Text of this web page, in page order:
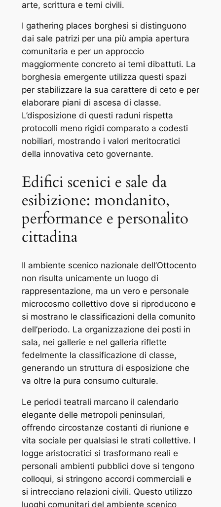
arte, scrittura e temi civili.
I gathering places borghesi si distinguono
dai sale patrizi per una più ampia apertura
comunitaria e per un approccio
maggiormente concreto ai temi dibattuti. La
borghesia emergente utilizza questi spazi
per stabilizzare la sua carattere di ceto e per
elaborare piani di ascesa di classe.
L’disposizione di questi raduni rispetta
protocolli meno rigidi comparato a codesti
nobiliari, mostrando i valori meritocratici
della innovativa ceto governante.
Edifici scenici e sale da
esibizione: mondanito,
performance e personalito
cittadina
Il ambiente scenico nazionale dell’Ottocento
non risulta unicamente un luogo di
rappresentazione, ma un vero e personale
microcosmo collettivo dove si riproducono e
si mostrano le classificazioni della comunito
dell’periodo. La organizzazione dei posti in
sala, nei gallerie e nel galleria riflette
fedelmente la classificazione di classe,
generando un struttura di esposizione che
va oltre la pura consumo culturale.
Le periodi teatrali marcano il calendario
elegante delle metropoli peninsulari,
offrendo circostanze costanti di riunione e
vita sociale per qualsiasi le strati collettive. I
logge aristocratici si trasformano reali e
personali ambienti pubblici dove si tengono
colloqui, si stringono accordi commerciali e
si intrecciano relazioni civili. Questo utilizzo
luoghi comunitari del ambiente scenico